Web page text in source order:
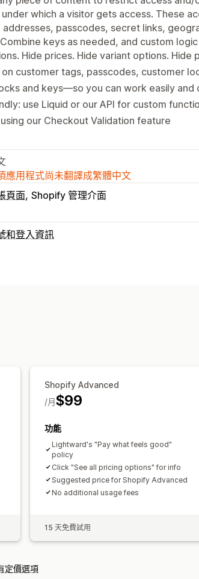
which a visitor gets access. These
passcodes, secret links,
keys as needed, and custom logic
Hide prices. Hide variant options. Hide
customer tags, passcodes, customer
and keys—so you can work easily and
use Liquid or our API for custom
our Checkout Validation feature
應用程式尚未翻譯成繁體中文
頁面 Shopify 管理介面
和登入資訊
Shopify Advanced
$99
/月
功能
Lightward's "Pay what feels good"
policy
Click "See all pricing options" for info
Suggested price for Shopify Advanced
No additional usage fees
15 天免費試用
定價選項